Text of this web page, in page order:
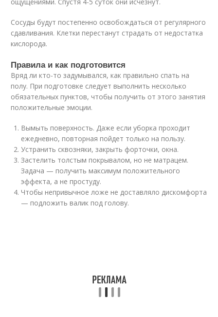
Сосуды будут постепенно освобождаться от регулярного
сдавливания. Клетки перестанут страдать от недостатка
кислорода.
Правила и как подготовится
Вряд ли кто-то задумывался, как правильно спать на
полу. При подготовке следует выполнить несколько
обязательных пунктов, чтобы получить от этого занятия
положительные эмоции.
Вымыть поверхность. Даже если уборка проходит
ежедневно, повторная пойдет только на пользу.
Устранить сквозняки, закрыть форточки, окна.
Застелить толстым покрывалом, но не матрацем.
Задача — получить максимум положительного
эффекта, а не простуду.
Чтобы непривычное ложе не доставляло дискомфорта
— подложить валик под голову.